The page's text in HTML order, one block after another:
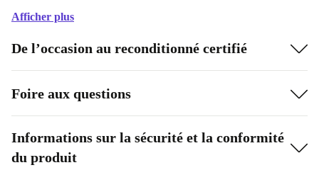
Afficher plus
De l’occasion au reconditionné certifié
Foire aux questions
Informations sur la sécurité et la conformité
du produit